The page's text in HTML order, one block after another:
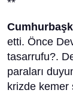
**
etti. Önce
tasarrufu?.
paraları
krizde kemer